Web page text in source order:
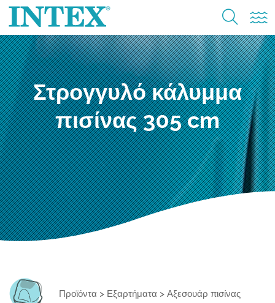
Στρογγυλό κάλυμμα
πισίνας 305 cm
Προϊόντα > Εξαρτήματα > Αξεσουάρ πισίνας